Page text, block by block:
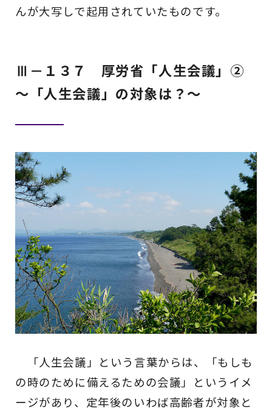
んが大写しで起用されていたものです。
Ⅲ－１３７ 厚労省「人生会議」②
～「人生会議」の対象は？～
「人生会議」という言葉からは、「もしも
の時のために備えるための会議」というイメ
ージがあり、定年後のいわば高齢者が対象と